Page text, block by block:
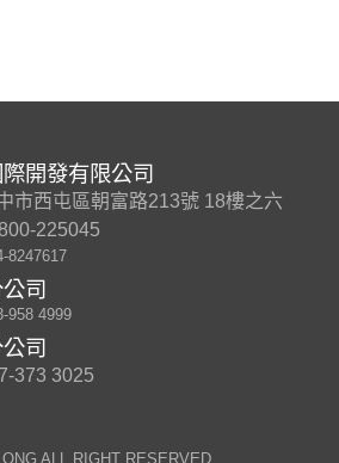
開發有限公司
市西屯區朝富路213號 18樓之六
225045
8247617
司
958 4999
司
373 3025
ALL RIGHT RESERVED.